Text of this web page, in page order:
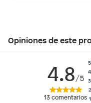
Opiniones de este
4.8/5
13comentarios 1
2
3
4
5